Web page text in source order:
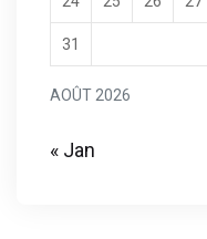
AOÛT 2026
31
« Jan